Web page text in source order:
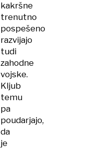
kakršne
trenutno
pospešeno
razvijajo
tudi
zahodne
vojske.
Kljub
temu
pa
poudarjajo,
da
je